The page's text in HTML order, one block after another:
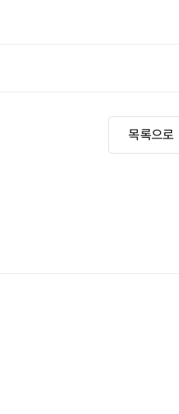
목록으로